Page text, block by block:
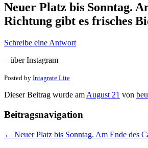
Neuer Platz bis Sonntag.
Richtung gibt es frisches
Schreibe eine Antwort
– über Instagram
Posted by Intagrate Lite
Dieser Beitrag wurde am August 21 von
Beitragsnavigation
← Neuer Platz bis Sonntag. Am Ende des